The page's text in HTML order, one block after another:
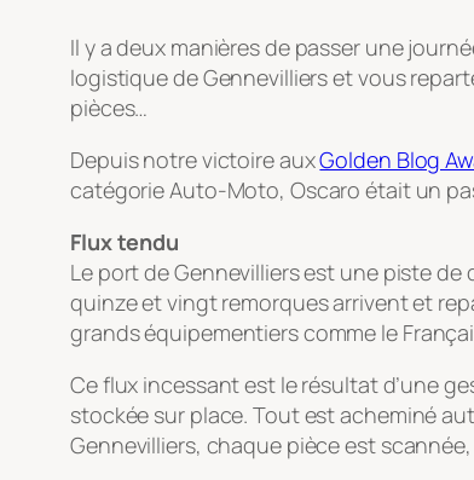
Il y a deux manières de passer une
logistique de Gennevilliers et vous
pièces…
Depuis notre victoire auxGolden Blog
catégorie Auto-Moto, Oscaro était un
Flux tendu
Le port de Gennevilliers est une piste
quinze et vingt remorques arrivent et
grands équipementiers comme le
Ce flux incessant est le résultat d’une
stockée sur place. Tout est acheminé
Gennevilliers, chaque pièce est